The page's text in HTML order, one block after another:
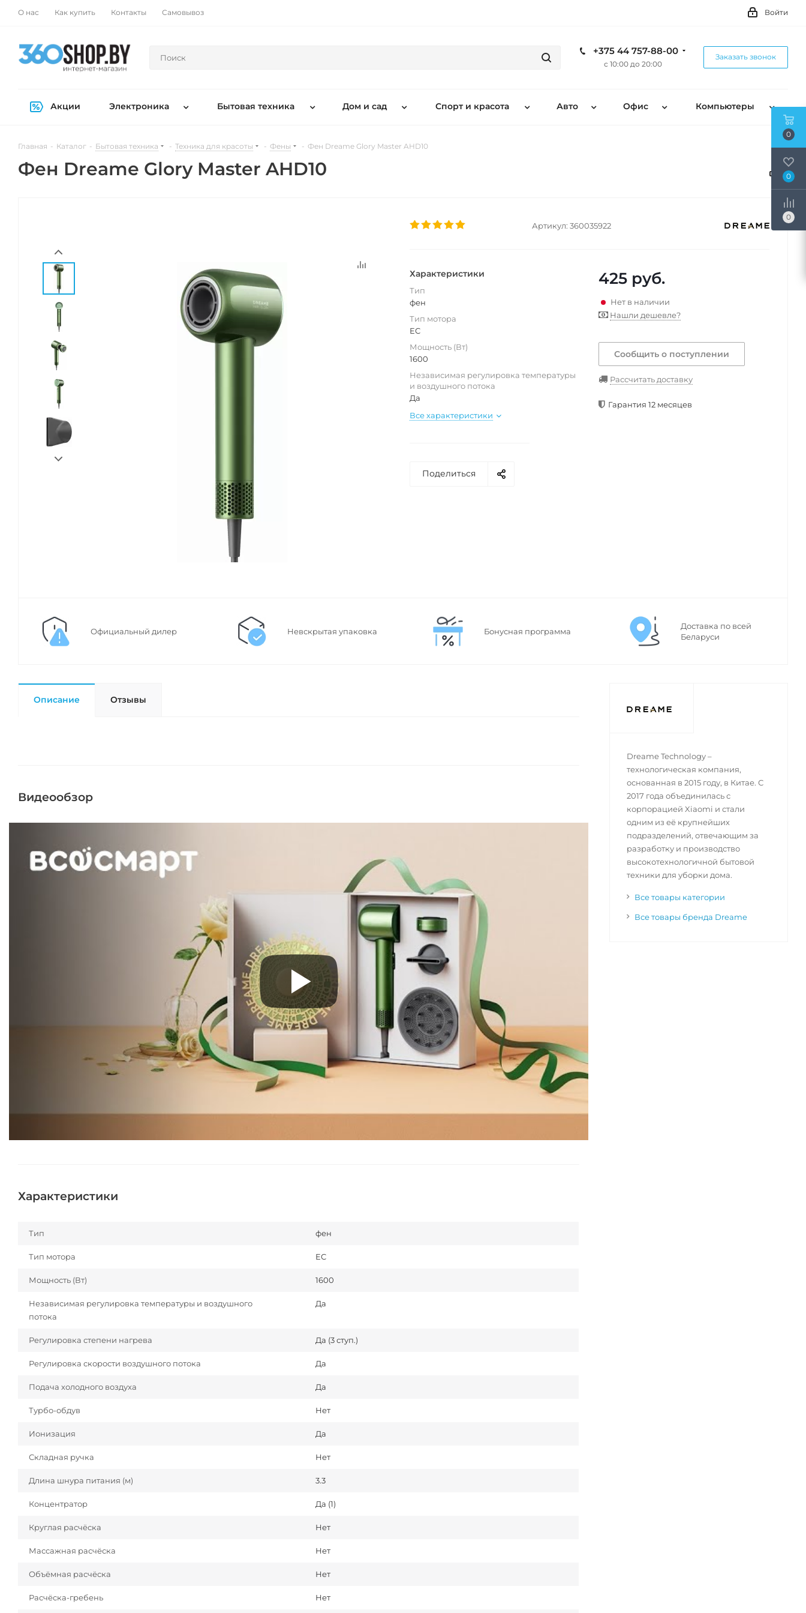
О нас Как купить Контакты Самовывоз Войти
+375 44 757-88-00
с 10:00 до 20:00
Заказать звонок
Акции Электроника Бытовая техника Дом и сад Спорт и красота Авто Офис Компьютеры
Главная - Каталог - Бытовая техника - Техника для красоты - Фены - Фен Dreame Glory Master AHD10
Фен Dreame Glory Master AHD10
Артикул: 360035922
Характеристики
Тип
фен
Тип мотора
EC
Мощность (Вт)
1600
Независимая регулировка температуры
и воздушного потока
Да
Все характеристики
425 руб.
Нет в наличии
Нашли дешевле?
Сообщить о поступлении
Рассчитать доставку
Гарантия 12 месяцев
Поделиться
Официальный дилер Невскрытая упаковка Бонусная программа
Доставка по всей
Беларуси
Описание Отзывы
Видеообзор
Характеристики
Тип фен
Тип мотора EC
Мощность (Вт) 1600
Независимая регулировка температуры и воздушного
потока
Да
Регулировка степени нагрева Да (3 ступ.)
Регулировка скорости воздушного потока Да
Подача холодного воздуха Да
Турбо-обдув Нет
Ионизация Да
Складная ручка Нет
Длина шнура питания (м) 3.3
Концентратор Да (1)
Круглая расчёска Нет
Массажная расчёска Нет
Объёмная расчёска Нет
Расчёска-гребень Нет
Dreame Technology –
технологическая компания,
основанная в 2015 году, в Китае. С
2017 года объединилась с
корпорацией Xiaomi и стали
одним из её крупнейших
подразделений, отвечающим за
разработку и производство
высокотехнологичной бытовой
техники для уборки дома.
Все товары категории
Все товары бренда Dreame
0
0
0